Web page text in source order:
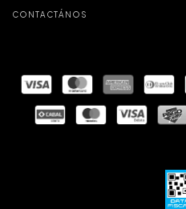
CONTACTÁNOS